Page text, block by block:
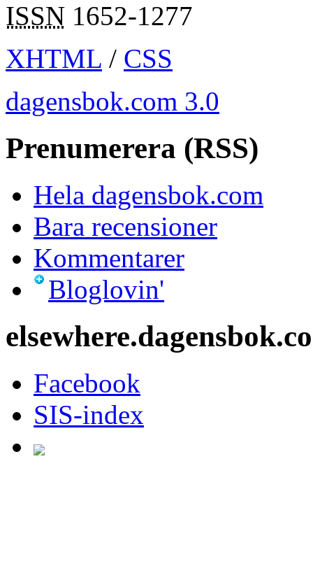
ISSN 1652-1277
XHTML / CSS
dagensbok.com 3.0
Prenumerera (RSS)
Hela dagensbok.com
Bara recensioner
Kommentarer
Bloglovin'
Facebook
SIS-index